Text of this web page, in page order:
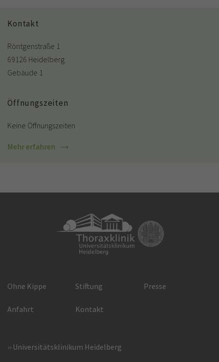
Kontakt
Röntgenstraße 1
69126 Heidelberg
Gebäude 1
Öffnungszeiten
Keine Öffnungszeiten
Mehr erfahren
Ohne Kippe Stiftung Presse
Anfahrt Kontakt
Universitätsklinikum Heidelberg